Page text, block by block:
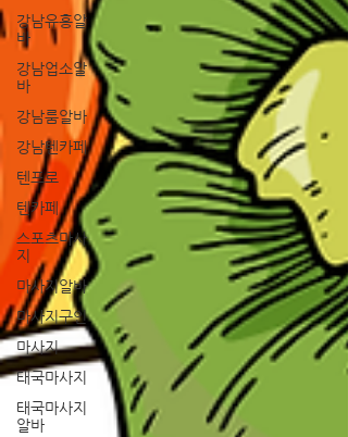
강남유흥알
바
강남업소알
바
강남룸알바
강남텐카페
텐프로
텐카페
스포츠마사
지
마사지알바
마사지구인
마사지
태국마사지
태국마사지
알바